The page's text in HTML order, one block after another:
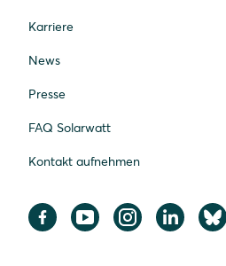
Karriere
News
Presse
FAQ Solarwatt
Kontakt aufnehmen